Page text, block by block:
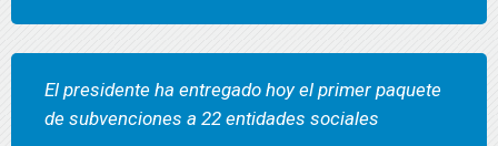
El presidente ha entregado hoy el primer paquete
de subvenciones a 22 entidades sociales